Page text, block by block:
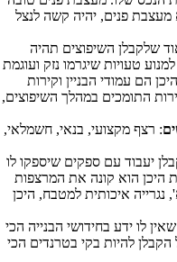
מעצבת פנים, יהיה קשה לנצל
שלקבלן השיפוצים תהיה
טעויות שיגרמו נזק ועוגמת
הם עמודי הבניין וקירות
התומכים במהלך השיפוצים,
: רצף מקצועי, בנאי, חשמלאי,
יעבוד עם ספקים שיספקו לו
היכן הוא קונה את המרצפות
נגרייה איכותית למטבח, היכן
לו ידע בחידושי הבנייה הכי
להיות בקי בטרנדים הכי